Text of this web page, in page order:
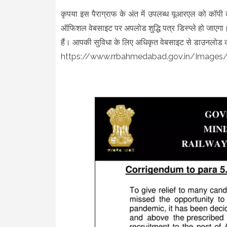
कृपया इस पैराग्राफ के अंत में उपलब्ध यूआरएल को
ऑफिशल वेबसाइट पर अपलोड शुद्धि पत्र डिस्प्ले हो
हैं। आपकी सुविधा के लिए अधिकृत वेबसाइट से डाउनलोड
https://www.rrbahmedabad.gov.in/